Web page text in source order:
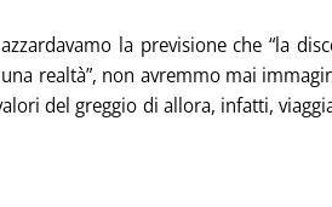
la previsione che “la
realtà”, non avremmo mai
del greggio di allora, infatti,
notizia